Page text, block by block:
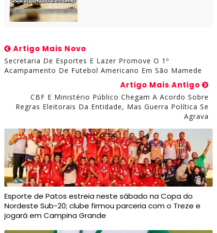
Artigo Mais Novo
Secretaria De Esportes E Lazer Promove O 1º
Acampamento De Futebol Americano Em São Mamede
Artigo Mais Antigo
CBF E Ministério Público Chegam A Acordo Sobre
Regras Eleitorais Da Entidade, Mas Guerra Política Se
Agrava
Esporte de Patos estreia neste sábado na Copa do
Nordeste Sub-20; clube firmou parceria com o Treze e
jogará em Campina Grande